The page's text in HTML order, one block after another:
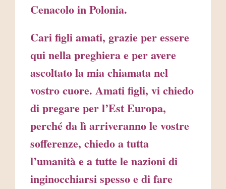
Cenacolo in Polonia.
Cari figli amati, grazie per essere
qui nella preghiera e per avere
ascoltato la mia chiamata nel
vostro cuore. Amati figli, vi chiedo
di pregare per l’Est Europa,
perché da lì arriveranno le vostre
sofferenze, chiedo a tutta
l’umanità e a tutte le nazioni di
inginocchiarsi spesso e di fare